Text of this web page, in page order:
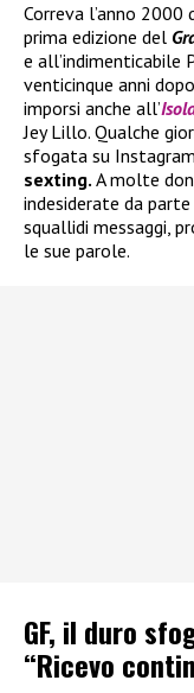
Correva l’anno
prima edizione del
e all’indimenticabile
venticinque anni
imporsi anche all’
Jey Lillo. Qualche
sfogata su
sexting. A molte
indesiderate da
squallidi messaggi,
le sue parole.
GF, il duro
“Ricevo